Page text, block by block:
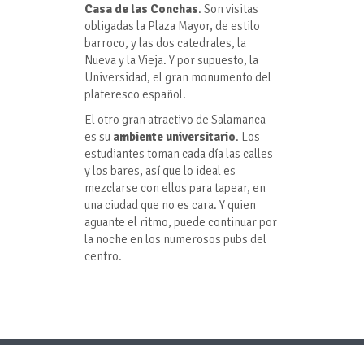
Casa de las Conchas. Son visitas
obligadas la Plaza Mayor, de estilo
barroco, y las dos catedrales, la
Nueva y la Vieja. Y por supuesto, la
Universidad, el gran monumento del
plateresco español.
El otro gran atractivo de Salamanca
es su ambiente universitario. Los
estudiantes toman cada día las calles
y los bares, así que lo ideal es
mezclarse con ellos para tapear, en
una ciudad que no es cara. Y quien
aguante el ritmo, puede continuar por
la noche en los numerosos pubs del
centro.